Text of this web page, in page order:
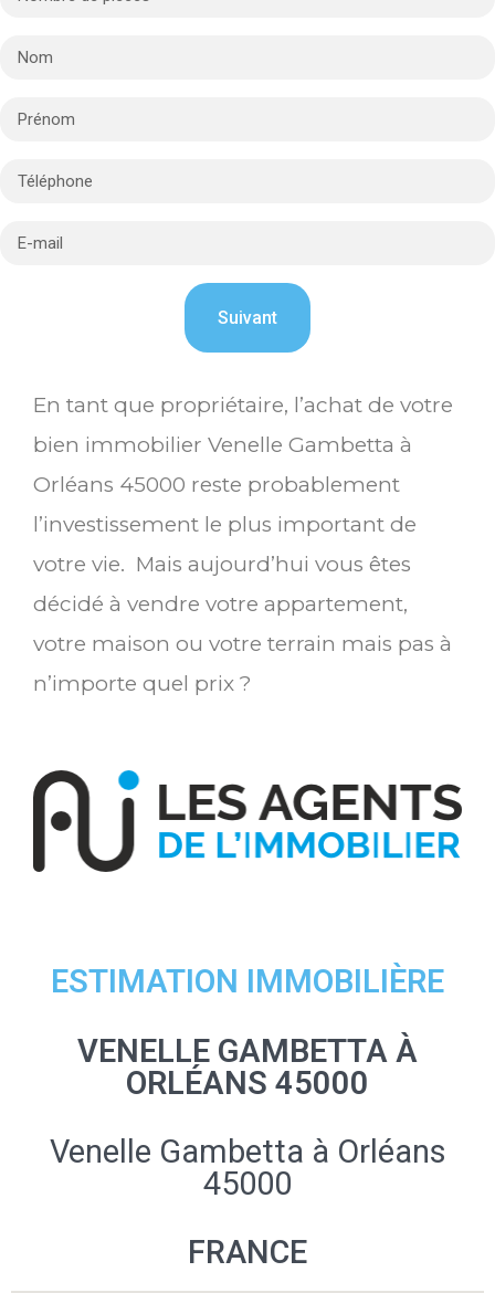
En tant que propriétaire, l’achat de votre
bien immobilier Venelle Gambetta à
Orléans 45000 reste probablement
l’investissement le plus important de
votre vie. Mais aujourd’hui vous êtes
décidé à vendre votre appartement,
votre maison ou votre terrain mais pas à
n’importe quel prix ?
ESTIMATION IMMOBILIÈRE
VENELLE GAMBETTA À
ORLÉANS 45000
Venelle Gambetta à Orléans
45000
FRANCE